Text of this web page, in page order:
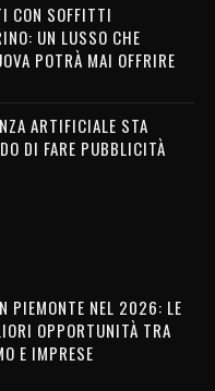
CON SOFFITTI
UN LUSSO CHE
POTRÀ MAI OFFRIRE
ARTIFICIALE STA
DI FARE PUBBLICITÀ
PIEMONTE NEL 2026: LE
OPPORTUNITÀ TRA
E IMPRESE